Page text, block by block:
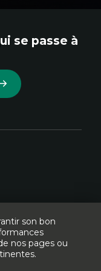
se passe à
- 2026
son bon
nos pages ou